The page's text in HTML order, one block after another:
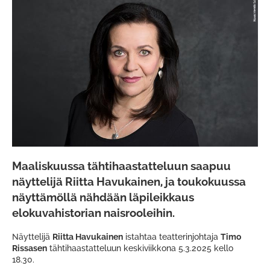
Maaliskuussa tähtihaastatteluun saapuu
näyttelijä Riitta Havukainen, ja toukokuussa
näyttämöllä nähdään läpileikkaus
elokuvahistorian naisrooleihin.
Näyttelijä Riitta Havukainen istahtaa teatterinjohtaja Timo
Rissasen tähtihaastatteluun keskiviikkona 5.3.2025 kello
18.30.